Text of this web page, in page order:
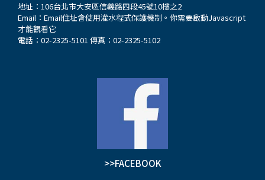
地址：106台北市大安區信義路四段45號10樓之2
Email： Email住址會使用灌水程式保護機制。你需要啟動Javascript
才能觀看它
電話：02-2325-5101 傳真：02-2325-5102
>>FACEBOOK